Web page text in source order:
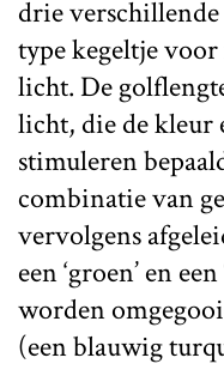
drie
type kegeltje
licht. De
licht, die de kleur
stimuleren
combinatie van
vervolgens
een ‘groen’ en
worden
(een blauwig